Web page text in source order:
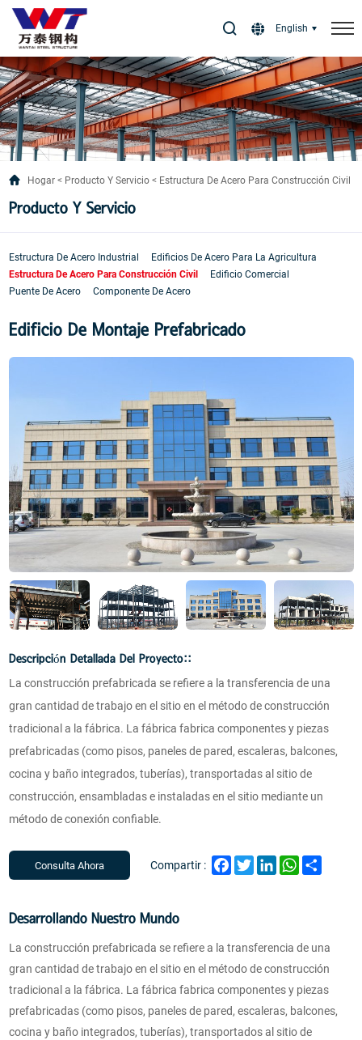
English
Select Language
Hogar Producto Y Servicio Estructura De Acero Para Construcción Civil
Producto Y Servicio
Estructura De Acero Industrial
Edificios De Acero Para La Agricultura
Estructura De Acero Para Construcción Civil
Edificio Comercial
Puente De Acero
Componente De Acero
Edificio De Montaje Prefabricado
Descripción Detallada Del Proyecto::
La construcción prefabricada se refiere a la transferencia de una
gran cantidad de trabajo en el sitio en el método de construcción
tradicional a la fábrica. La fábrica fabrica componentes y piezas
prefabricadas (como pisos, paneles de pared, escaleras, balcones,
cocina y baño integrados, tuberías), transportadas al sitio de
construcción, ensambladas e instaladas en el sitio mediante un
método de conexión confiable.
Consulta Ahora Compartir : FacebookTwitterLinkedInWhatsApp
Desarrollando Nuestro Mundo
La construcción prefabricada se refiere a la transferencia de una
gran cantidad de trabajo en el sitio en el método de construcción
tradicional a la fábrica. La fábrica fabrica componentes y piezas
prefabricadas (como pisos, paneles de pared, escaleras, balcones,
cocina y baño integrados, tuberías), transportados al sitio de